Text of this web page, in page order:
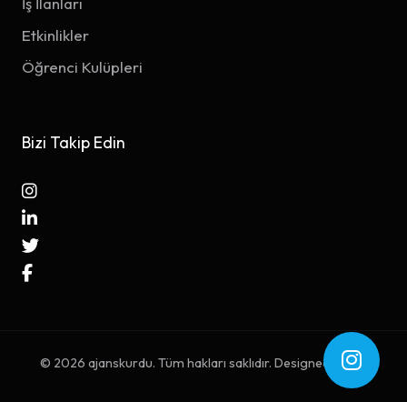
Etkinlikler
Öğrenci Kulüpleri
Bizi Takip Edin
© 2026 ajanskurdu. Tüm hakları saklıdır. Designed with♥